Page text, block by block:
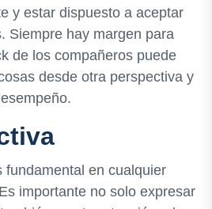
y estar dispuesto a aceptar
Siempre hay margen para
de los compañeros puede
desde otra perspectiva y
fundamental en cualquier
importante no solo expresar